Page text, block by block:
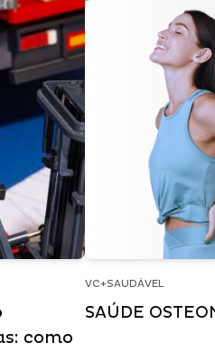
como
VC+SAUDÁVEL
SAÚDE